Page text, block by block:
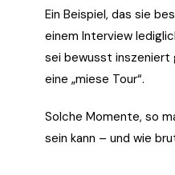
Ein Beispiel, das sie
einem Interview
sei bewusst inszeniert
eine „miese Tour“.
Solche Momente, so
sein kann – und wie